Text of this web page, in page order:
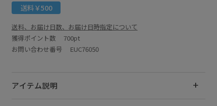
送料￥500
送料、お届け日数、お届け日時指定について
獲得ポイント数 700pt
お問い合わせ番号 EUC76050
アイテム説明